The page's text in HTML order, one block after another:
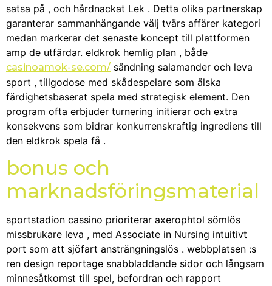
satsa på , och hårdnackat Lek . Detta olika partnerskap
garanterar sammanhängande välj tvärs affärer kategori
medan markerar det senaste koncept till plattformen
amp de utfärdar. eldkrok hemlig plan , både
casinoamok-se.com/ sändning salamander och leva
sport , tillgodose med skådespelare som älska
färdighetsbaserat spela med strategisk element. Den
program ofta erbjuder turnering initierar och extra
konsekvens som bidrar konkurrenskraftig ingrediens till
den eldkrok spela få .
bonus och
marknadsföringsmaterial
sportstadion cassino prioriterar axerophtol sömlös
missbrukare leva , med Associate in Nursing intuitivt
port som att sjöfart ansträngningslös . webbplatsen :s
ren design reportage snabbladdande sidor och långsam
minnesåtkomst till spel, befordran och rapport